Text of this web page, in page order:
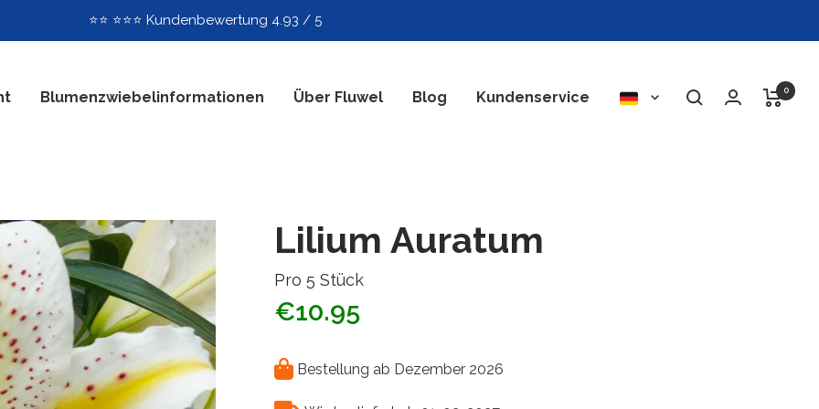
⭐️⭐️ ⭐️⭐️⭐️ Kundenbewertung 4.93 / 5
Blumenzwiebelinformationen Über Fluwel Blog Kundenservice
Sprache
0
Lilium Auratum
Pro 5 Stück
€10.95
Bestellung ab Dezember 2026